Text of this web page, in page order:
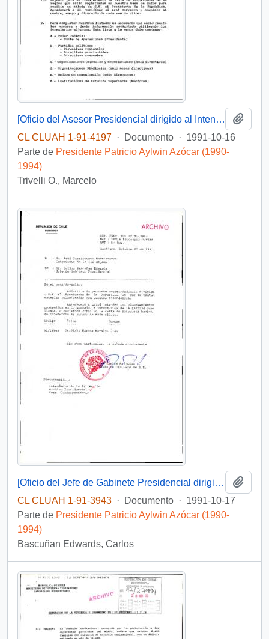
[Oficio del Asesor Presidencial dirigido al Intendente de la III Región, Sr. Raúl Barrionuevo, referente a saludo de Navidad]
CL CLUAH 1-91-4197 · Documento · 1991-10-16
Parte de Presidente Patricio Aylwin Azócar (1990-
1994)
Trivelli O., Marcelo
[Oficio del Jefe de Gabinete Presidencial dirigido al Intendente de la III Región]
CL CLUAH 1-91-3943 · Documento · 1991-10-17
Parte de Presidente Patricio Aylwin Azócar (1990-
1994)
Bascuñan Edwards, Carlos